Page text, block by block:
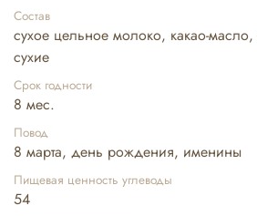
Состав
сухое цельное молоко, какао-масло,
сухие
Срок годности
8 мес.
Повод
8 марта, день рождения, именины
Пищевая ценность углеводы
54